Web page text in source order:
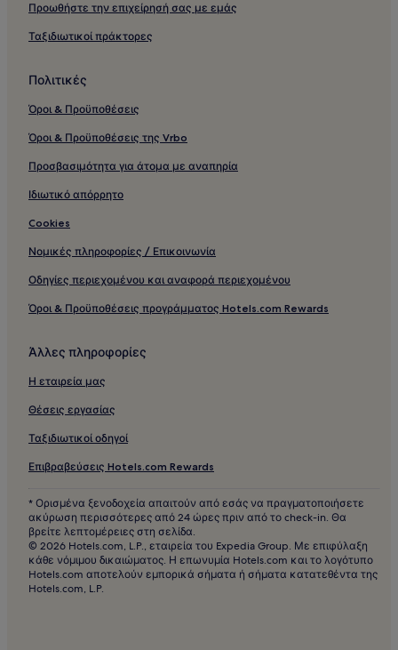
Προωθήστε την επιχείρησή σας με εμάς
Ταξιδιωτικοί πράκτορες
Πολιτικές
Όροι & Προϋποθέσεις
Όροι & Προϋποθέσεις της Vrbo
Προσβασιμότητα για άτομα με αναπηρία
Ιδιωτικό απόρρητο
Cookies
Νομικές πληροφορίες / Επικοινωνία
Οδηγίες περιεχομένου και αναφορά περιεχομένου
Όροι & Προϋποθέσεις προγράμματος Hotels.com Rewards
Άλλες πληροφορίες
Η εταιρεία μας
Θέσεις εργασίας
Ταξιδιωτικοί οδηγοί
Επιβραβεύσεις Hotels.com Rewards
* Ορισμένα ξενοδοχεία απαιτούν από εσάς να πραγματοποιήσετε
ακύρωση περισσότερες από 24 ώρες πριν από το check-in. Θα
βρείτε λεπτομέρειες στη σελίδα.
© 2026 Hotels.com, L.P., εταιρεία του Expedia Group. Με επιφύλαξη
κάθε νόμιμου δικαιώματος. Η επωνυμία Hotels.com και το λογότυπο
Hotels.com αποτελούν εμπορικά σήματα ή σήματα κατατεθέντα της
Hotels.com, L.P.